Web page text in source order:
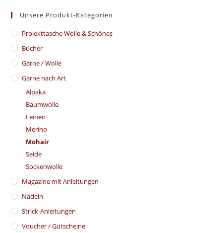
Unsere Produkt-Kategorien
​Projekttasche Wolle & Schönes
Bücher
Garne / Wolle
Garne nach Art
Alpaka
Baumwolle
Leinen
Merino
Mohair
Seide
Sockenwolle
Magazine mit Anleitungen
Nadeln
Strick-Anleitungen
Voucher / Gutscheine